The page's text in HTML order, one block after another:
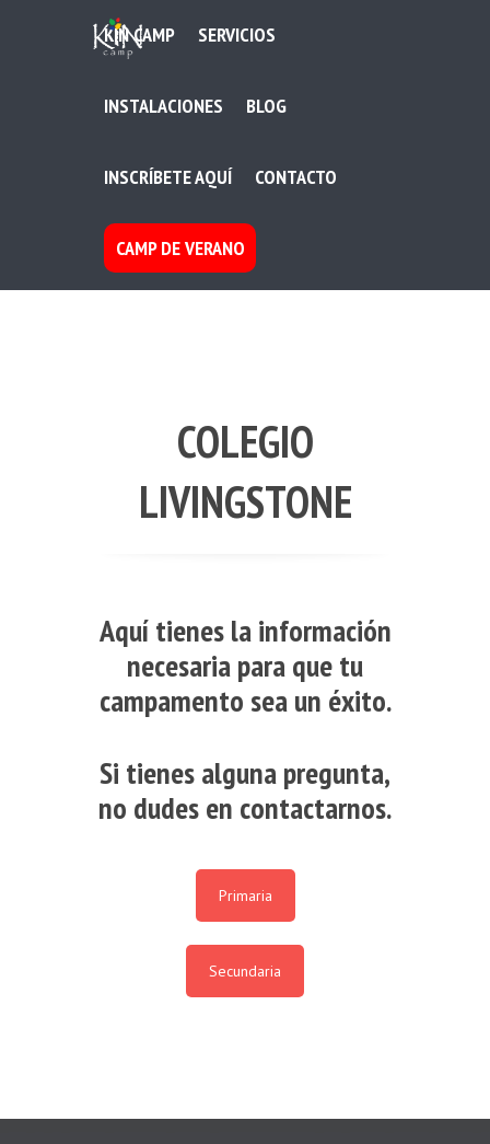
KIN CAMP SERVICIOS
INSTALACIONES BLOG
INSCRÍBETE AQUÍ CONTACTO
CAMP DE VERANO
COLEGIO
LIVINGSTONE
Aquí tienes la información
necesaria para que tu
campamento sea un éxito.
Si tienes alguna pregunta,
no dudes en contactarnos.
Primaria
Secundaria